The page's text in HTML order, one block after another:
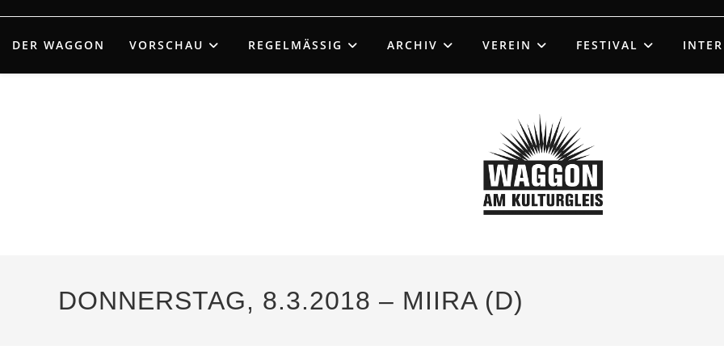
springen
DER WAGGON VORSCHAU REGELMÄSSIG ARCHIV VEREIN FESTIVAL
DONNERSTAG, 8.3.2018 – MIIRA (D)